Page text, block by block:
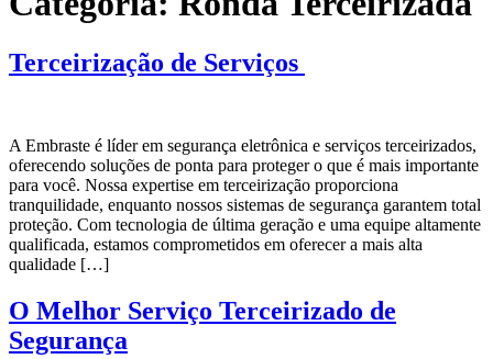
Terceirização de Serviços
A Embraste é líder em segurança eletrônica e serviços terceirizados,
oferecendo soluções de ponta para proteger o que é mais importante
para você. Nossa expertise em terceirização proporciona
tranquilidade, enquanto nossos sistemas de segurança garantem total
proteção. Com tecnologia de última geração e uma equipe altamente
qualificada, estamos comprometidos em oferecer a mais alta
qualidade […]
O Melhor Serviço Terceirizado de
Segurança